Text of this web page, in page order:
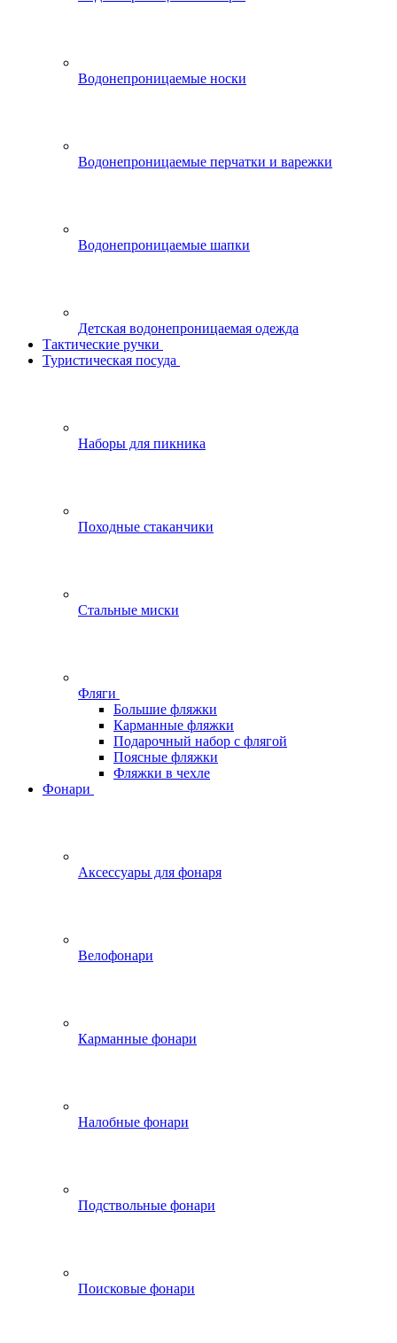
Водонепроницаемые носки
Водонепроницаемые перчатки и варежки
Водонепроницаемые шапки
Детская водонепроницаемая одежда
Тактические ручки
Туристическая посуда
Наборы для пикника
Походные стаканчики
Стальные миски
Фляги
Большие фляжки
Карманные фляжки
Подарочный набор с флягой
Поясные фляжки
Фляжки в чехле
Фонари
Аксессуары для фонаря
Велофонари
Карманные фонари
Налобные фонари
Подствольные фонари
Поисковые фонари